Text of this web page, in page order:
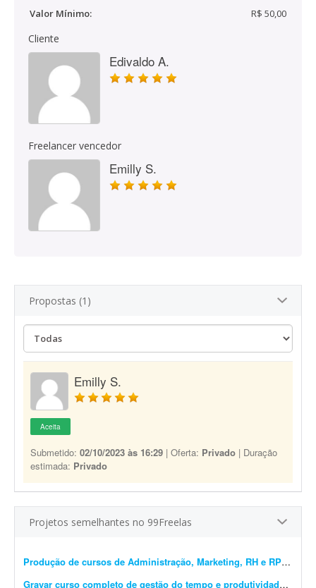
Valor Mínimo:
R$ 50,00
Cliente
Edivaldo A.
Freelancer vencedor
Emilly S.
Propostas (1)
Emilly S.
Aceita
Submetido: 02/10/2023 às 16:29 | Oferta: Privado | Duração
estimada: Privado
Projetos semelhantes no 99Freelas
Produção de cursos de Administração, Marketing, RH e RP
-
Gravar curso completo de gestão do tempo e produtividade
-